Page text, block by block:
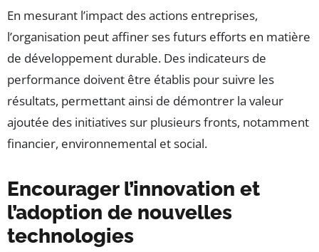
En mesurant l’impact des actions entreprises,
l’organisation peut affiner ses futurs efforts en matière
de développement durable. Des indicateurs de
performance doivent être établis pour suivre les
résultats, permettant ainsi de démontrer la valeur
ajoutée des initiatives sur plusieurs fronts, notamment
financier, environnemental et social.
Encourager l’innovation et
l’adoption de nouvelles
technologies